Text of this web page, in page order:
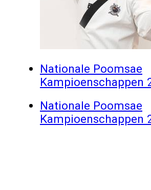
Nationale Poomsae
Kampioenschappen
Nationale Poomsae
Kampioenschappen